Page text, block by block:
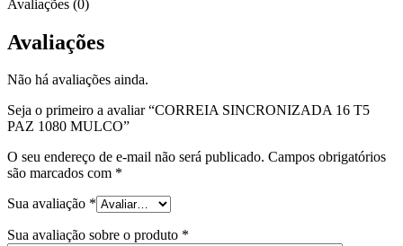
Avaliações (0)
Avaliações
Não há avaliações ainda.
Seja o primeiro a avaliar “CORREIA SINCRONIZADA 16 T5
PAZ 1080 MULCO”
O seu endereço de e-mail não será publicado. Campos obrigatórios
são marcados com *
Sua avaliação *
Sua avaliação sobre o produto *